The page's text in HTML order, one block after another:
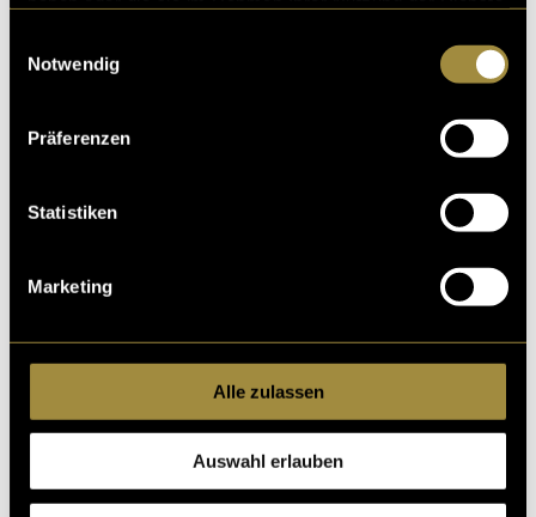
Notwendig
Präferenzen
Statistiken
Marketing
Alle zulassen
Auswahl erlauben